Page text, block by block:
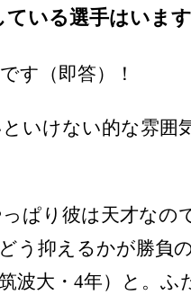
ている選手はいま
す（即答）！
いけない的な雰囲
ぱり彼は天才なの
う抑えるかが勝負
波大・4年）と。